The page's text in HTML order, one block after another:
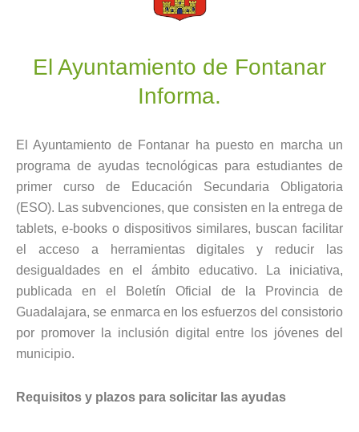
El Ayuntamiento de Fontanar
Informa.
El Ayuntamiento de Fontanar ha puesto en marcha un
programa de ayudas tecnológicas para estudiantes de
primer curso de Educación Secundaria Obligatoria
(ESO). Las subvenciones, que consisten en la entrega de
tablets, e-books o dispositivos similares, buscan facilitar
el acceso a herramientas digitales y reducir las
desigualdades en el ámbito educativo. La iniciativa,
publicada en el Boletín Oficial de la Provincia de
Guadalajara, se enmarca en los esfuerzos del consistorio
por promover la inclusión digital entre los jóvenes del
municipio.
Requisitos y plazos para solicitar las ayudas